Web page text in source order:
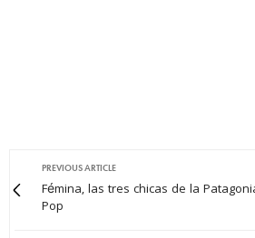
PREVIOUS ARTICLE
Fémina, las tres chicas de la
Pop